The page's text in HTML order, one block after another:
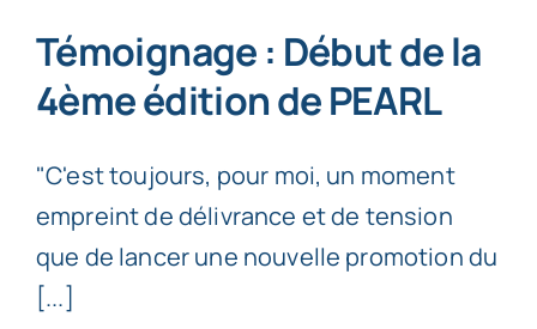
Témoignage : Début de la
4ème édition de PEARL
"C'est toujours, pour moi, un moment
empreint de délivrance et de tension
que de lancer une nouvelle promotion du
[...]